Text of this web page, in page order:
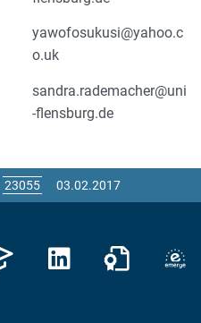
yawofosukusi@yahoo.c
o.uk
sandra.rademacher@uni
-flensburg.de
03.02.2017